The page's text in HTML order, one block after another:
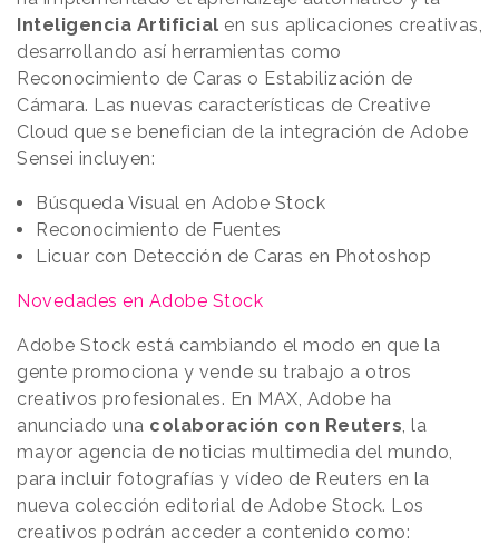
Inteligencia Artificial en sus aplicaciones creativas,
desarrollando así herramientas como
Reconocimiento de Caras o Estabilización de
Cámara. Las nuevas características de Creative
Cloud que se benefician de la integración de Adobe
Sensei incluyen:
Búsqueda Visual en Adobe Stock
Reconocimiento de Fuentes
Licuar con Detección de Caras en Photoshop
Novedades en Adobe Stock
Adobe Stock está cambiando el modo en que la
gente promociona y vende su trabajo a otros
creativos profesionales. En MAX, Adobe ha
anunciado una colaboración con Reuters, la
mayor agencia de noticias multimedia del mundo,
para incluir fotografías y vídeo de Reuters en la
nueva colección editorial de Adobe Stock. Los
creativos podrán acceder a contenido como: